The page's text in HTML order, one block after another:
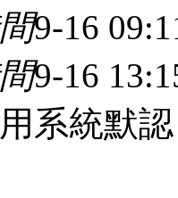
9-16
9-16
系統默認